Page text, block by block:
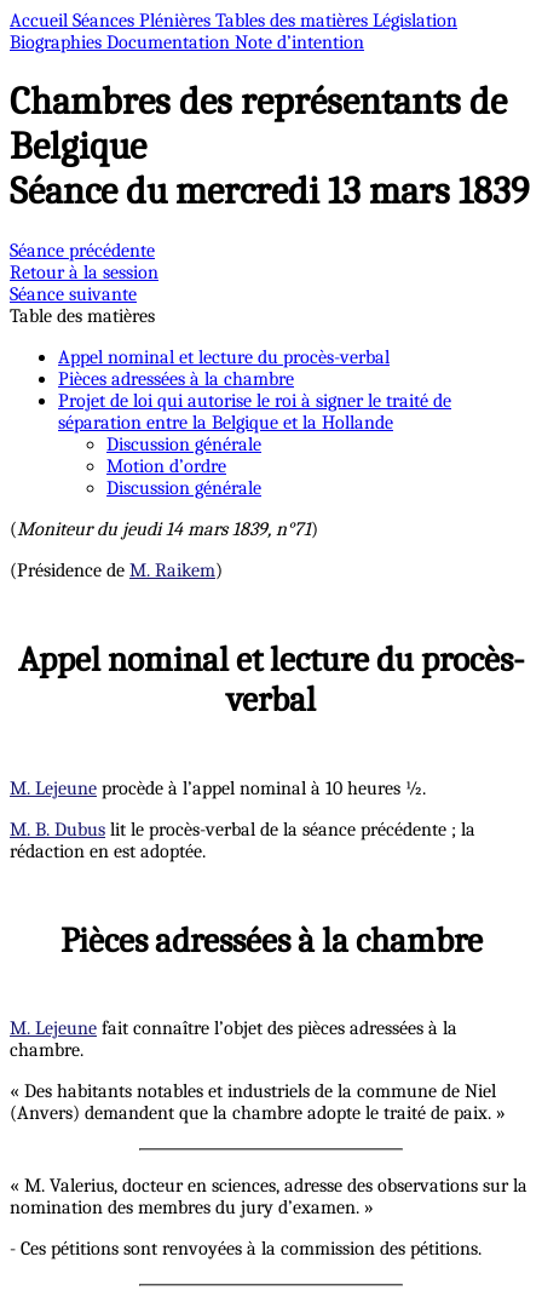
Accueil Séances Plénières Tables des matières Législation
Biographies Documentation Note d’intention
Chambres des représentants de
Belgique
Séance du mercredi 13 mars 1839
Séance précédente
Retour à la session
Séance suivante
Table des matières
Appel nominal et lecture du procès-verbal
Pièces adressées à la chambre
Projet de loi qui autorise le roi à signer le traité de
séparation entre la Belgique et la Hollande
Discussion générale
Motion d’ordre
Discussion générale
(Moniteur du jeudi 14 mars 1839, n°71)
(Présidence de M. Raikem)
Appel nominal et lecture du procès-
verbal
M. Lejeune procède à l’appel nominal à 10 heures ½.
M. B. Dubus lit le procès-verbal de la séance précédente ; la
rédaction en est adoptée.
Pièces adressées à la chambre
M. Lejeune fait connaître l’objet des pièces adressées à la
chambre.
« Des habitants notables et industriels de la commune de Niel
(Anvers) demandent que la chambre adopte le traité de paix. »
« M. Valerius, docteur en sciences, adresse des observations sur la
nomination des membres du jury d’examen. »
- Ces pétitions sont renvoyées à la commission des pétitions.